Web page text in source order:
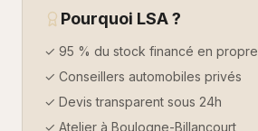
Pourquoi LSA ?
✓ 95 % du stock financé en propre
✓ Conseillers automobiles privés
✓ Devis transparent sous 24h
✓ Atelier à Boulogne-Billancourt